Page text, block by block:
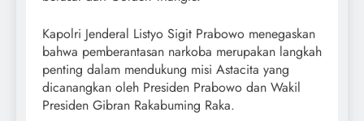
Kapolri Jenderal Listyo Sigit Prabowo menegaskan
bahwa pemberantasan narkoba merupakan langkah
penting dalam mendukung misi Astacita yang
dicanangkan oleh Presiden Prabowo dan Wakil
Presiden Gibran Rakabuming Raka.